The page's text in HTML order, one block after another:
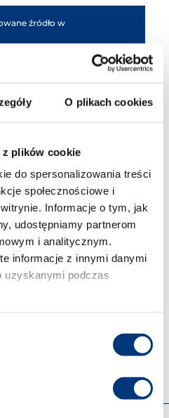
O plikach cookies
plików cookie
do spersonalizowania treści
społecznościowe i
Informacje o tym, jak
udostępniamy partnerom
i analitycznym.
informacje z innymi danymi
uzyskanymi podczas
źródło w
– 20:00
– 20:00
zapisy poprzez e-
.
“dyżur